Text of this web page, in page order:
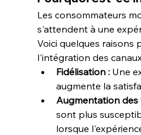
Les consommateurs
s'attendent à une
Voici quelques raisons
l'intégration des
Fidélisation : Une
augmente la
Augmentation des
sont plus
lorsque